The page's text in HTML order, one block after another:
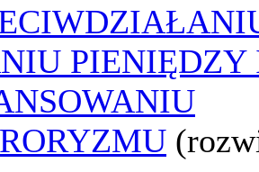
PIENIĘDZY